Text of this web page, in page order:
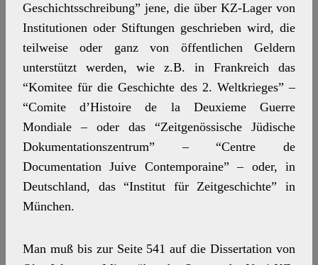
Geschichtsschreibung” jene, die über KZ-Lager von
Institutionen oder Stiftungen geschrieben wird, die
teilweise oder ganz von öffentlichen Geldern
unterstützt werden, wie z.B. in Frankreich das
“Komitee für die Geschichte des 2. Weltkrieges” –
“Comite d’Histoire de la Deuxieme Guerre
Mondiale – oder das “Zeitgenössische Jüdische
Dokumentationszentrum” – “Centre de
Documentation Juive Contemporaine” – oder, in
Deutschland, das “Institut für Zeitgeschichte” in
München.
Man muß bis zur Seite 541 auf die Dissertation von